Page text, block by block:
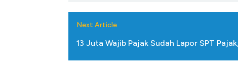
Next Article
13 Juta Wajib Pajak Sudah Lapor SPT